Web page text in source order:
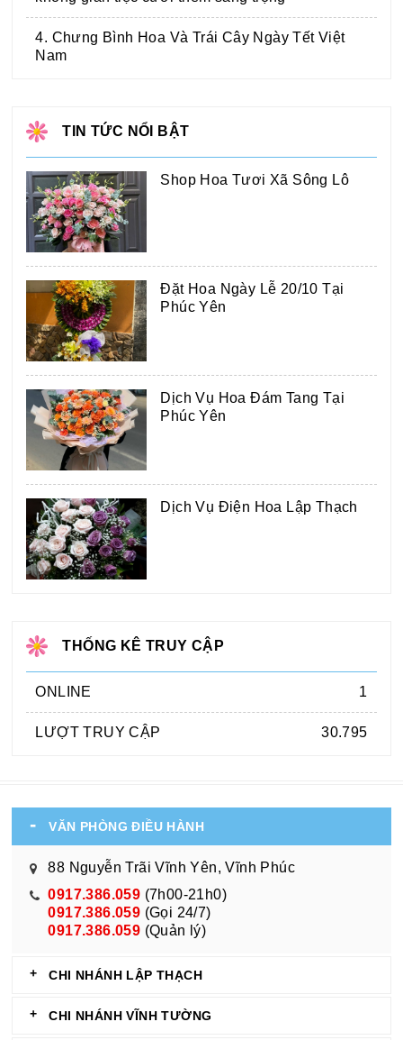
4. Chưng Bình Hoa Và Trái Cây Ngày Tết Việt
Nam
TIN TỨC NỔI BẬT
Shop Hoa Tươi Xã Sông Lô
Đặt Hoa Ngày Lễ 20/10 Tại
Phúc Yên
Dịch Vụ Hoa Đám Tang Tại
Phúc Yên
Dịch Vụ Điện Hoa Lập Thạch
THỐNG KÊ TRUY CẬP
ONLINE 1
LƯỢT TRUY CẬP 30.795
VĂN PHÒNG ĐIỀU HÀNH
88 Nguyễn Trãi Vĩnh Yên, Vĩnh Phúc
0917.386.059 (7h00-21h0)
0917.386.059 (Gọi 24/7)
0917.386.059 (Quản lý)
CHI NHÁNH LẬP THẠCH
CHI NHÁNH VĨNH TƯỜNG